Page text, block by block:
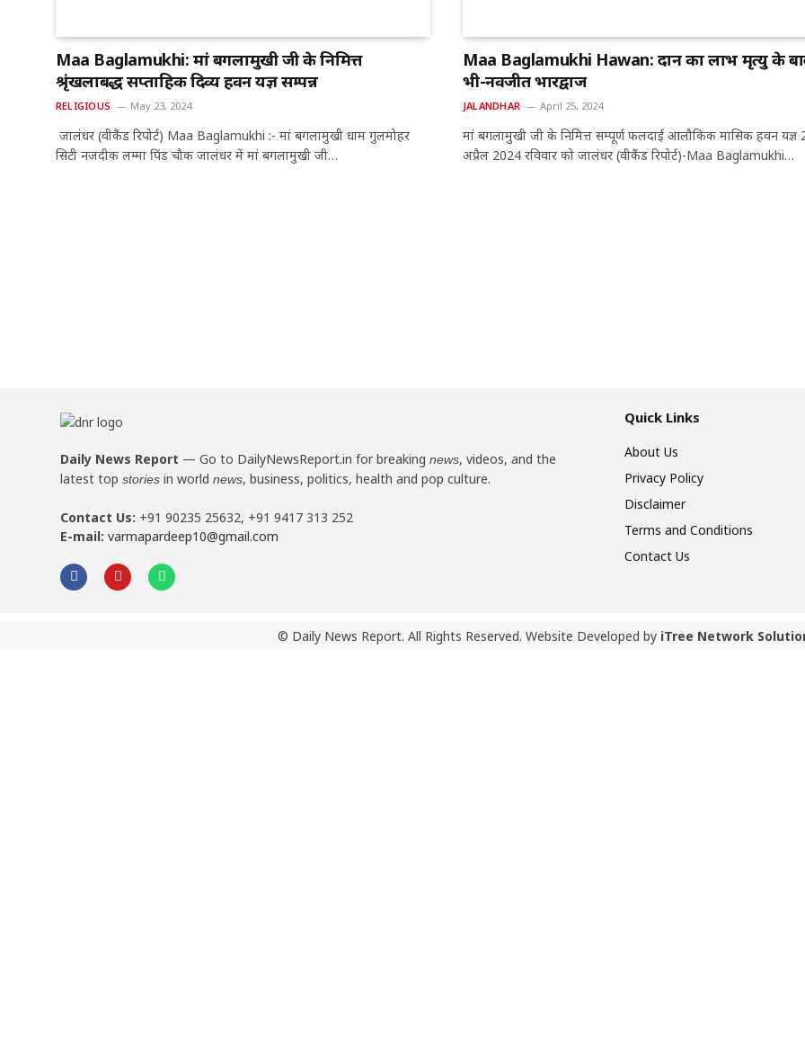
Maa Baglamukhi: मां बगलामुखी जी के निमित्त
श्रृंखलाबद्ध सप्ताहिक दिव्य हवन यज्ञ सम्पन्न
RELIGIOUS May 23, 2024
जालंधर (वीकैंड रिपोर्ट) Maa Baglamukhi :- मां बगलामुखी धाम गुलमोहर
सिटी नजदीक लम्मा पिंड चौक जालंधर में मां बगलामुखी जी…
Maa Baglamukhi Hawan: दान का लाभ मृत्यु के
भी-नवजीत भारद्वाज
JALANDHAR April 25, 2024
मां बगलामुखी जी के निमित्त सम्पूर्ण फलदाई आलौकिक मासिक हवन यज्ञ
अप्रैल 2024 रविवार को जालंधर (वीकैंड रिपोर्ट)-Maa Baglamukhi…
Daily News Report — Go to DailyNewsReport.in for breaking news, videos, and the
latest top stories in world news, business, politics, health and pop culture.
Contact Us: +91 90235 25632, +91 9417 313 252
E-mail: varmapardeep10@gmail.com
Quick Links
About Us
Privacy Policy
Disclaimer
Terms and Conditions
Contact Us
© Daily News Report. All Rights Reserved. Website Developed by iTree Network